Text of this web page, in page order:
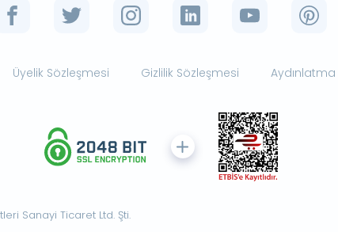
Üyelik Sözleşmesi Gizlilik Sözleşmesi
Sanayi Ticaret Ltd. Şti.